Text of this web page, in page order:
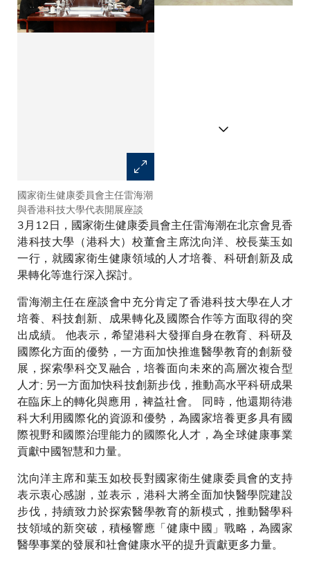
國家衛生健康委員會主任雷海潮
與香港科技大學代表開展座談
公廳副主任（主持工作）吳良有
（左三）、國家衛生健康委員會
港澳台辦副主任（主持工作）、
一級巡視員何炤華（右三）與香
（左四）、香港科技大學校長葉
玉如（右四）、香港科技大學司
庫姚建華（左二）、香港科技大
學首席副校長郭毅可（右二）、
香港科技大學副校長（研究及發
展）鄭光廷（左一）、香港科技
大學內地事務處總監施天藝（右
一）合影留念
3月12日，國家衛生健康委員會主任雷海潮在北京會見香
港科技大學（港科大）校董會主席沈向洋、校長葉玉如
一行，就國家衛生健康領域的人才培養、科研創新及成
果轉化等進行深入探討。
雷海潮主任在座談會中充分肯定了香港科技大學在人才
培養、科技創新、成果轉化及國際合作等方面取得的突
出成績。 他表示，希望港科大發揮自身在教育、科研及
國際化方面的優勢，一方面加快推進醫學教育的創新發
展，探索學科交叉融合，培養面向未來的高層次複合型
人才; 另一方面加快科技創新步伐，推動高水平科研成果
在臨床上的轉化與應用，裨益社會。 同時，他還期待港
科大利用國際化的資源和優勢，為國家培養更多具有國
際視野和國際治理能力的國際化人才，為全球健康事業
貢獻中國智慧和力量。
沈向洋主席和葉玉如校長對國家衛生健康委員會的支持
表示衷心感謝，並表示，港科大將全面加快醫學院建設
步伐，持續致力於探索醫學教育的新模式，推動醫學科
技領域的新突破，積極響應「健康中國」戰略，為國家
醫學事業的發展和社會健康水平的提升貢獻更多力量。